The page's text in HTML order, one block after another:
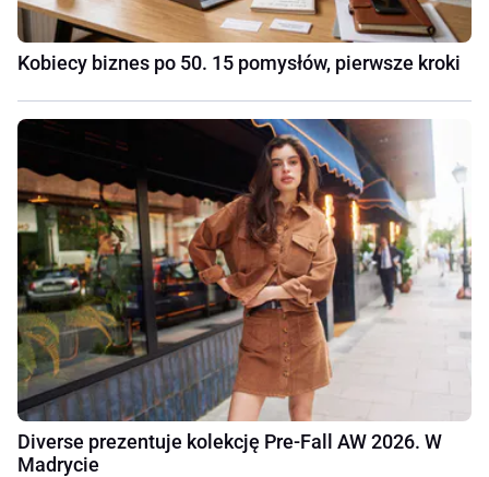
Kobiecy biznes po 50. 15 pomysłów, pierwsze kroki
Diverse prezentuje kolekcję Pre-Fall AW 2026. W
Madrycie